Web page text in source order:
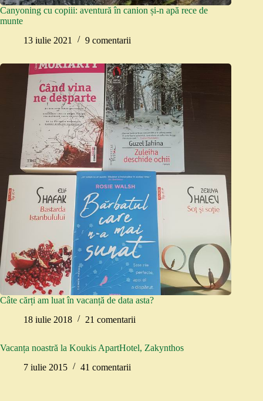
Canyoning cu copiii: aventură în canion și-n apă rece de
munte
13 iulie 2021
9 comentarii
Câte cărți am luat în vacanță de data asta?
18 iulie 2018
21 comentarii
Vacanța noastră la Koukis ApartHotel, Zakynthos
7 iulie 2015
41 comentarii